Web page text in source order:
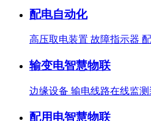
配电自动化
高压取电装置 故障指示器
输变电智慧物联
边缘设备 输电线路在线监测
配用电智慧物联